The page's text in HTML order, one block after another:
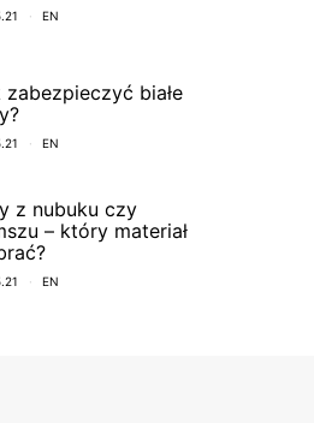
EN
zabezpieczyć białe
EN
z nubuku czy
– który materiał
EN